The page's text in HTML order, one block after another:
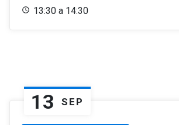
13:30 a 14:30
13 SEP